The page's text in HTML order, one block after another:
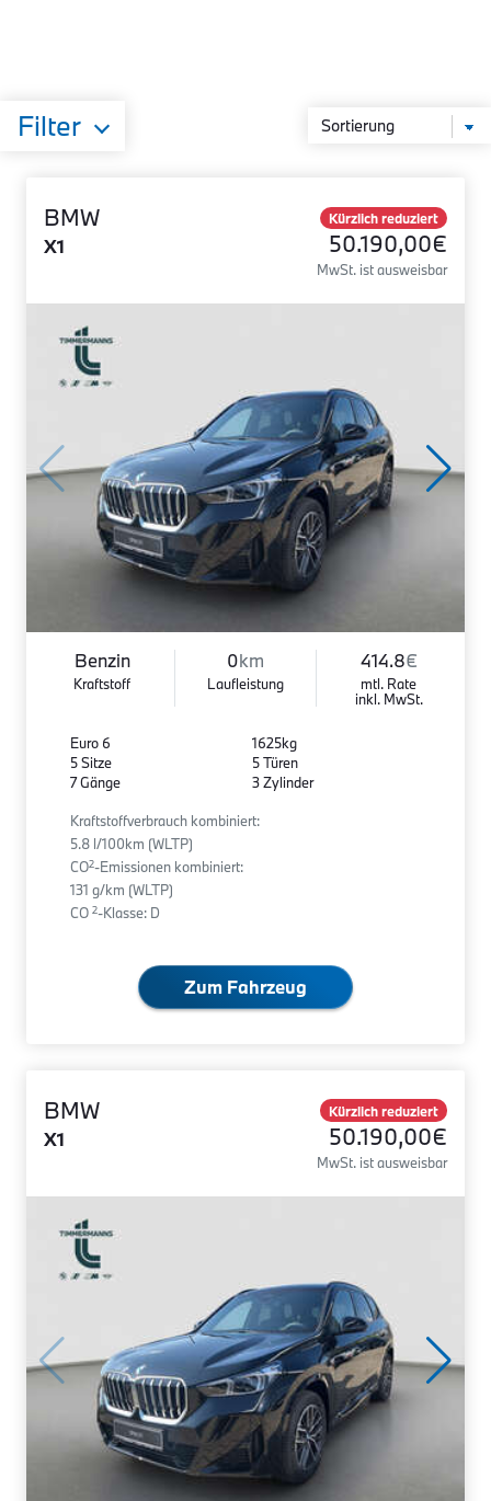
Filter
BMW
X1
Kürzlich reduziert
50.190,00€
MwSt. ist ausweisbar
Benzin
Kraftstoff
0km
Laufleistung
414.8€
mtl. Rate
inkl. MwSt.
Euro 6
5 Sitze
7 Gänge
1625kg
5 Türen
3 Zylinder
Kraftstoffverbrauch kombiniert:
5.8 l/100km (WLTP)
CO2-Emissionen kombiniert:
131 g/km (WLTP)
CO 2-Klasse: D
Zum Fahrzeug
BMW
X1
Kürzlich reduziert
50.190,00€
MwSt. ist ausweisbar